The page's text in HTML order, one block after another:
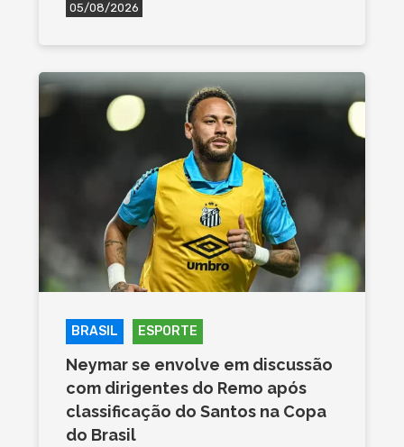
05/08/2026
BRASIL ESPORTE
Neymar se envolve em discussão
com dirigentes do Remo após
classificação do Santos na Copa
do Brasil